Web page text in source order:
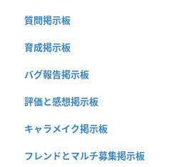
質問掲示板
育成掲示板
バグ報告掲示板
評価と感想掲示板
キャラメイク掲示板
フレンドとマルチ募集掲示板